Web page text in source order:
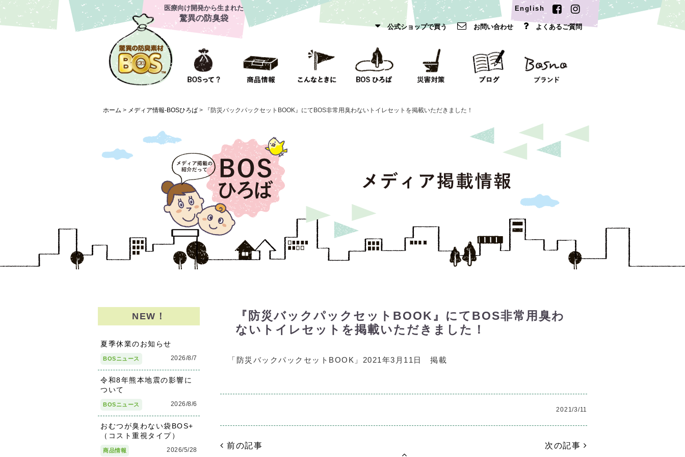
医療向け開発から生まれた
驚異の防臭袋
English
公式ショップで買う お問い合わせ よくあるご質問
ホーム > メディア情報-BOSひろば > 『防災バックパックセットBOOK』にてBOS非常用臭わないトイレセットを掲載いただきました！
『防災バックパックセットBOOK』にてBOS非常用臭わ
ないトイレセットを掲載いただきました！
「防災バックパックセットBOOK」2021年3月11日 掲載
2021/3/11
前の記事 次の記事
NEW！
夏季休業のお知らせ
2026/8/7
BOSニュース
令和8年熊本地震の影響に
ついて
2026/8/6
BOSニュース
おむつが臭わない袋BOS+
（コスト重視タイプ）
2026/5/28
商品情報